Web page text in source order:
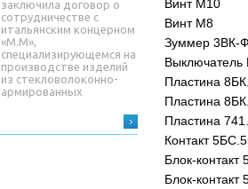
заключила договор о
сотрудничестве с
итальянским концерном
«М.М»,
специализирующемся на
производстве изделий
из стекловолоконно-
армированных
Винт М10
Винт М8
Зуммер 3ВК-
Выключатель
Пластина
Пластина
Пластина
Контакт
Блок-
Блок-